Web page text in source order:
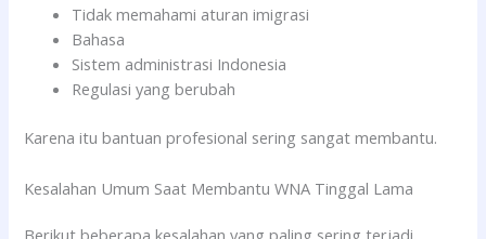
Tidak memahami aturan imigrasi
Bahasa
Sistem administrasi Indonesia
Regulasi yang berubah
Karena itu bantuan profesional sering sangat membantu.
Kesalahan Umum Saat Membantu WNA Tinggal Lama
Berikut beberapa kesalahan yang paling sering terjadi.